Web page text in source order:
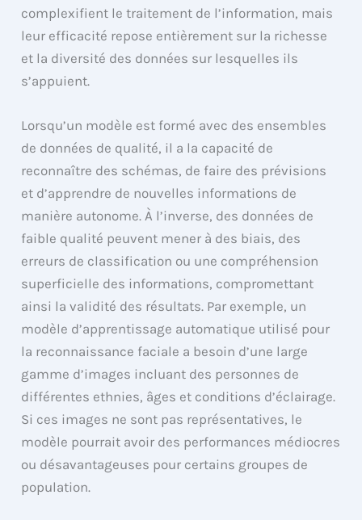
complexifient le traitement de l’information, mais
leur efficacité repose entièrement sur la richesse
et la diversité des données sur lesquelles ils
s’appuient.
Lorsqu’un modèle est formé avec des ensembles
de données de qualité, il a la capacité de
reconnaître des schémas, de faire des prévisions
et d’apprendre de nouvelles informations de
manière autonome. À l’inverse, des données de
faible qualité peuvent mener à des biais, des
erreurs de classification ou une compréhension
superficielle des informations, compromettant
ainsi la validité des résultats. Par exemple, un
modèle d’apprentissage automatique utilisé pour
la reconnaissance faciale a besoin d’une large
gamme d’images incluant des personnes de
différentes ethnies, âges et conditions d’éclairage.
Si ces images ne sont pas représentatives, le
modèle pourrait avoir des performances médiocres
ou désavantageuses pour certains groupes de
population.